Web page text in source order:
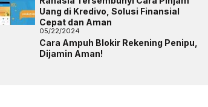
Uang di Kredivo, Solusi Finansial
Cepat dan Aman
05/22/2024
Cara Ampuh Blokir Rekening Penipu,
Dijamin Aman!